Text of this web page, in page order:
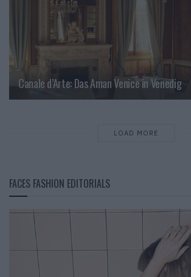
Canale d’Arte: Das Aman Venice in Venedig
LOAD MORE
FACES FASHION EDITORIALS